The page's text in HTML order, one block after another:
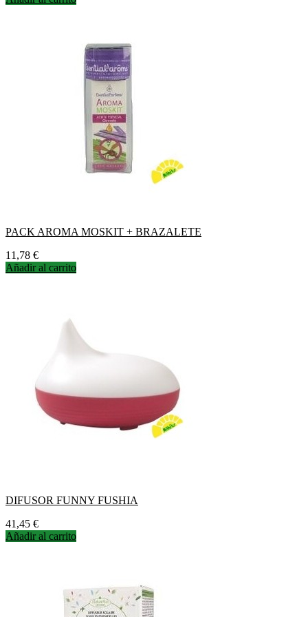
PACK AROMA MOSKIT + BRAZALETE
Precio
11,78 €
Añadir al carrito
DIFUSOR FUNNY FUSHIA
Precio
41,45 €
Añadir al carrito